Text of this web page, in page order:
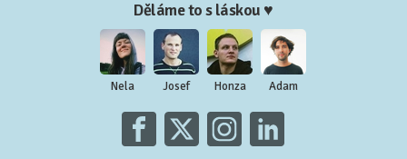
Děláme to s láskou ♥
Nela Josef Honza Adam